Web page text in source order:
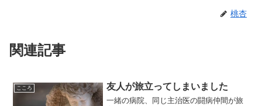
桃杏
関連記事
こころ 友人が旅立ってしまいました
一緒の病院、同じ主治医の闘病仲間が旅